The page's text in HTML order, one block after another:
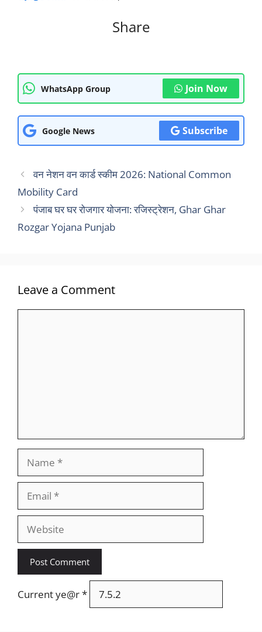
Share
WhatsApp Group Join Now
Google News Subscribe
वन नेशन वन कार्ड स्कीम 2026: National Common
Mobility Card
पंजाब घर घर रोजगार योजना: रजिस्ट्रेशन, Ghar Ghar
Rozgar Yojana Punjab
Leave a Comment
Website
Current ye@r*